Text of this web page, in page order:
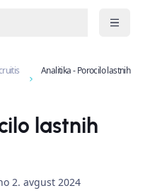
Analitika - Porocilo lastnih
lastnih
2. avgust 2024